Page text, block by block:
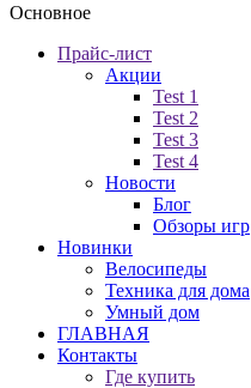
Основное
Прайс-лист
Акции
Test 1
Test 2
Test 3
Test 4
Новости
Блог
Обзоры игр
Новинки
Велосипеды
Техника для дома
Умный дом
ГЛАВНАЯ
Контакты
Где купить